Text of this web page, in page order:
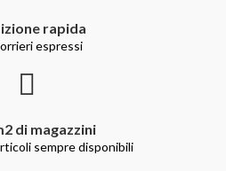
rapida
espressi
di magazzini
sempre disponibili